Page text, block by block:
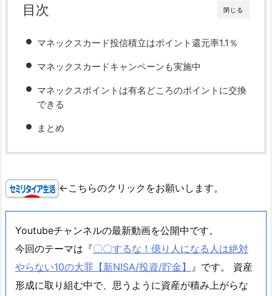
閉じる
目次
マネックスカード投信積立はポイント還元率1.1％
マネックスカードキャンペーンも実施中
マネックスポイントは有名どころのポイントに交換
できる
まとめ
←こちらのクリックをお願いします。
Youtubeチャンネルの最新動画を公開中です。
今回のテーマは『〇〇するな！億り人になる人は絶対
やらない10の大罪【新NISA/投資/貯金】
』です。 資産
形成に取り組む中で、思うように資産が積み上がらな